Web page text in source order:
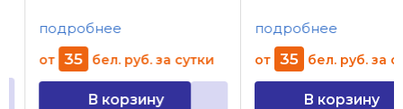
подробнее
от 35 бел. руб. за сутки
В корзину
подробнее
от 35 бел. руб. за
В корзину